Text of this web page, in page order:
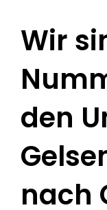
Wir
den
nach